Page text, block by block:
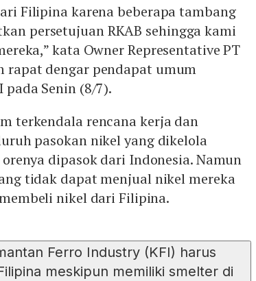
Filipina karena beberapa tambang
persetujuan RKAB sehingga kami
kata Owner Representative PT
rapat dengar pendapat umum
pada Senin (8/7).
terkendala rencana kerja dan
pasokan nikel yang dikelola
dipasok dari Indonesia. Namun
tidak dapat menjual nikel mereka
nikel dari Filipina.
Ferro Industry (KFI) harus
meskipun memiliki smelter di